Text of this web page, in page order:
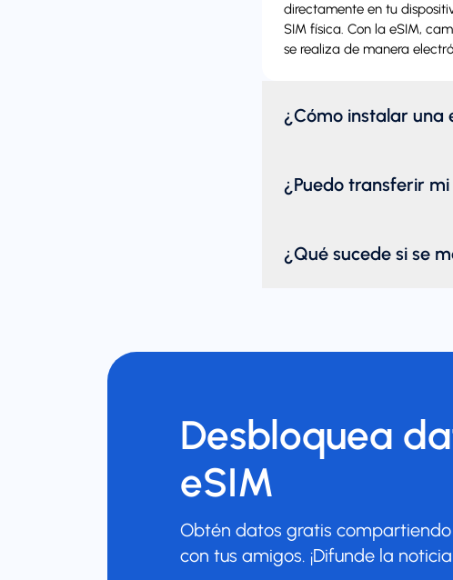
directamente en tu
SIM física. Con la eSIM,
se realiza de manera
¿Cómo instalar una
¿Puedo transferir
¿Qué sucede si se
Desbloquea
eSIM
Obtén datos gratis
con tus amigos. ¡Difunde la